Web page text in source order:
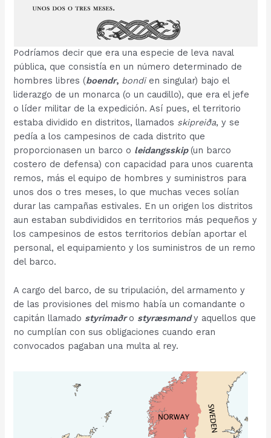
Podríamos decir que era una especie de leva naval
pública, que consistía en un número determinado de
hombres libres (boendr, bondien singular) bajo el
liderazgo de un monarca (o un caudillo), que era el jefe
o líder militar de la expedición. Así pues, el territorio
estaba dividido en distritos, llamados skipreiða, y se
pedía a los campesinos de cada distrito que
proporcionasen un barco o leidangsskip (un barco
costero de defensa) con capacidad para unos cuarenta
remos, más el equipo de hombres y suministros para
unos dos o tres meses, lo que muchas veces solían
durar las campañas estivales. En un origen los distritos
aun estaban subdivididos en territorios más pequeños y
los campesinos de estos territorios debían aportar el
personal, el equipamiento y los suministros de un remo
del barco.
A cargo del barco, de su tripulación, del armamento y
de las provisiones del mismo había un comandante o
capitán llamado styrimaðr o styræsmand y aquellos que
no cumplían con sus obligaciones cuando eran
convocados pagaban una multa al rey.